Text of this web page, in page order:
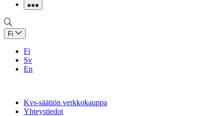
Fi
Fi
Sv
En
Kvs-säätiön verkkokauppa
Yhteystiedot